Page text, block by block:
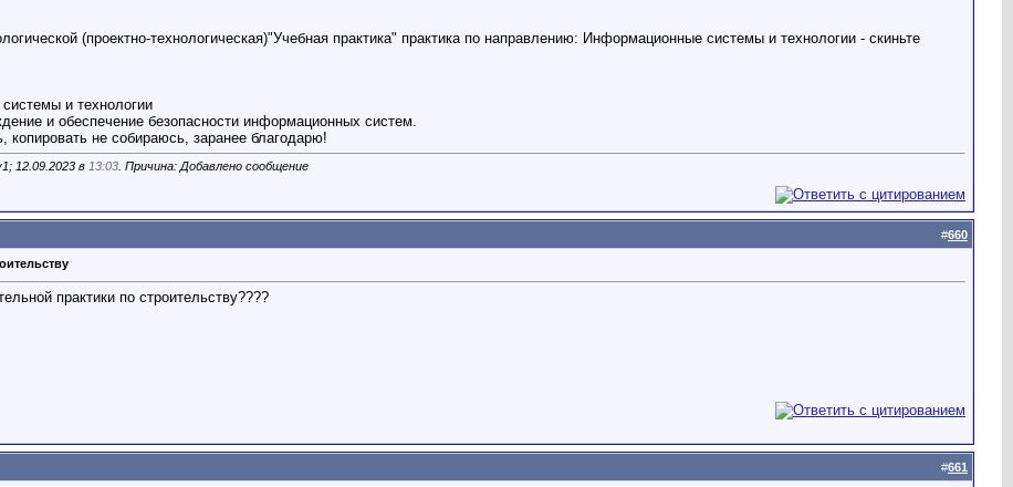
(проектно-технологическая)"Учебная практика" практика по направлению: Информационные системы и технологии - скиньте
и технологии
и обеспечение безопасности информационных систем.
копировать не собираюсь, заранее благодарю!
12.09.2023 в 13:03 . Причина: Добавлено сообщение
#660
практики по строительству????
#661